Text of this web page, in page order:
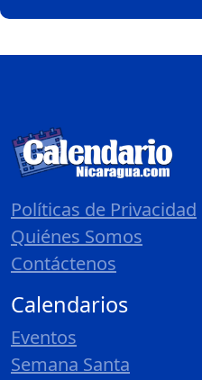
Políticas de Privacidad
Quiénes Somos
Contáctenos
Calendarios
Eventos
Semana Santa